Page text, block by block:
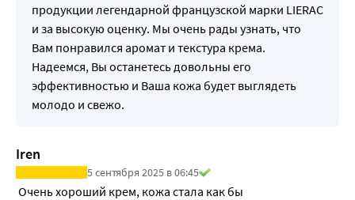
продукции легендарной французской марки LIERAC
и за высокую оценку. Мы очень рады узнать, что
Вам понравился аромат и текстура крема.
Надеемся, Вы останетесь довольны его
эффективностью и Ваша кожа будет выглядеть
молодо и свежо.
Iren
5 сентября 2025 в 06:45